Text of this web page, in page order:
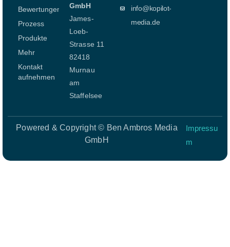
Bewertungen
Prozess
Produkte
Mehr
Kontakt
aufnehmen
GmbH
James-
Loeb-
Strasse 11
82418
Murnau
am
Staffelsee
info@kopilot-
media.de
Powered & Copyright © Ben Ambros Media
GmbH
Impressu
m